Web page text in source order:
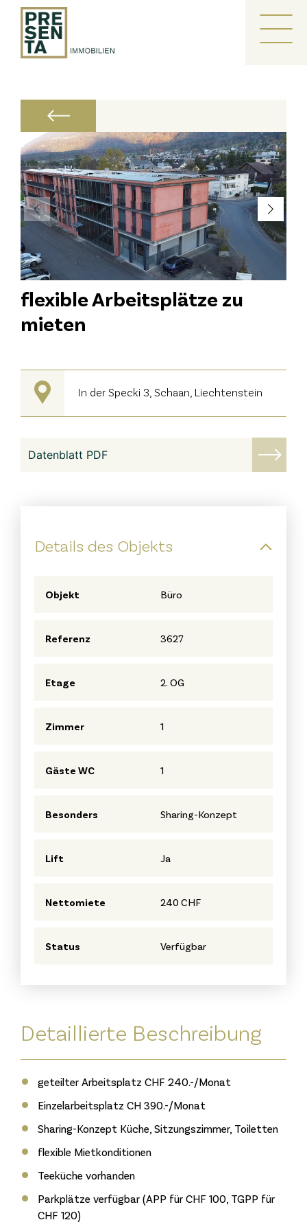
Zum
Inhalt
springen
flexible Arbeitsplätze zu
mieten
In der Specki 3, Schaan, Liechtenstein
Datenblatt PDF
Details des Objekts
Objekt Büro
Referenz 3627
Etage 2. OG
Zimmer 1
Gäste WC 1
Besonders Sharing-Konzept
Lift Ja
Nettomiete 240 CHF
Status Verfügbar
Detaillierte Beschreibung
geteilter Arbeitsplatz CHF 240.-/Monat
Einzelarbeitsplatz CH 390.-/Monat
Sharing-Konzept Küche, Sitzungszimmer, Toiletten
flexible Mietkonditionen
Teeküche vorhanden
Parkplätze verfügbar (APP für CHF 100, TGPP für
CHF 120)